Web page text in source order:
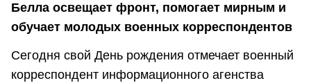
Белла освещает фронт, помогает мирным и
обучает молодых военных корреспондентов
Сегодня свой День рождения отмечает военный
корреспондент информационного агенства